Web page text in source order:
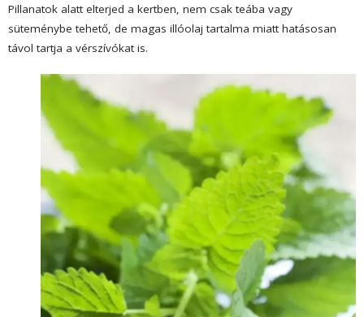
Pillanatok alatt elterjed a kertben, nem csak teába vagy
süteménybe tehető, de magas illóolaj tartalma miatt hatásosan
távol tartja a vérszívókat is.